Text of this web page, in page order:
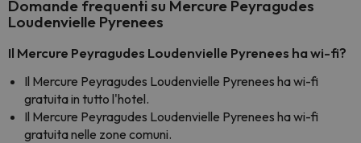
Domande frequenti su Mercure Peyragudes
Loudenvielle Pyrenees
Il Mercure Peyragudes Loudenvielle Pyrenees ha wi-fi?
Il Mercure Peyragudes Loudenvielle Pyrenees ha wi-fi
gratuita in tutto l'hotel.
Il Mercure Peyragudes Loudenvielle Pyrenees ha wi-fi
gratuita nelle zone comuni.